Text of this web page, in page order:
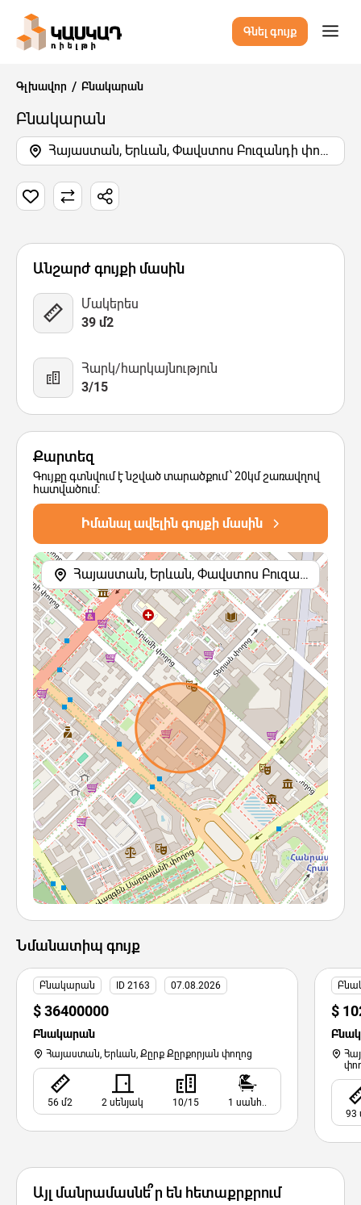
Գնել գույք
Գլխավոր Բնակարան
Բնակարան
Հայաստան, Երևան, Փավստոս Բուզանդի փողոց
8 Նկար Քարտեզ
Անշարժ գույքի մասին
Մակերես
39 մ2
Հարկ/հարկայնություն
3/15
Քարտեզ
Գույքը գտնվում է նշված տարածքում՝ 20կմ շառավղով
հատվածում:
Իմանալ ավելին գույքի մասին
Հայաստան, Երևան, Փավստոս Բուզանդի փողոց
Նմանատիպ գույք
Բնակարան ID 2163 07.08.2026
$ 36400000
Բնակարան
Հայաստան, Երևան, Քըրք Քըրքորյան փողոց
56 մ2 2 սենյակ 10/15 1 սանհ..
$
93
Այլ մանրամասնե՞ր են հետաքրքրում